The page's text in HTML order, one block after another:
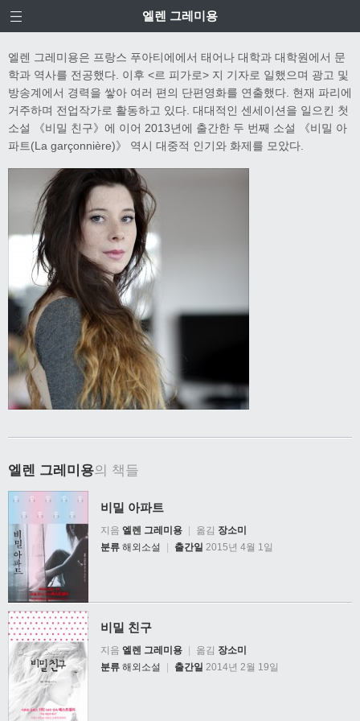
엘렌 그레미용
엘렌 그레미용은 프랑스 푸아티에에서 태어나 대학과 대학원에서 문
학과 역사를 전공했다. 이후 <르 피가로> 지 기자로 일했으며 광고 및
방송계에서 경력을 쌓아 여러 편의 단편영화를 연출했다. 현재 파리에
거주하며 전업작가로 활동하고 있다. 대대적인 센세이션을 일으킨 첫
소설 《비밀 친구》에 이어 2013년에 출간한 두 번째 소설 《비밀 아
파트(La garçonnière)》 역시 대중적 인기와 화제를 모았다.
엘렌 그레미용의 책들
비밀 아파트
지음 엘렌 그레미용 옮김 장소미
분류 해외소설 출간일 2015년 4월 1일
비밀 친구
지음 엘렌 그레미용 옮김 장소미
분류 해외소설 출간일 2014년 2월 19일